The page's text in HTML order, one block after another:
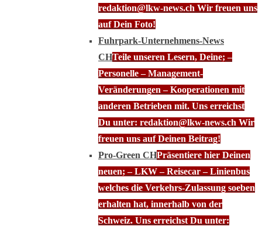
redaktion@lkw-news.ch Wir freuen uns
auf Dein Foto!
Fuhrpark-Unternehmens-News
CHTeile unseren Lesern, Deine; –
Personelle – Management-
Veränderungen – Kooperationen mit
anderen Betrieben mit. Uns erreichst
Du unter: redaktion@lkw-news.ch Wir
freuen uns auf Deinen Beitrag!
Pro-Green CHPräsentiere hier Deinen
neuen; – LKW – Reisecar – Linienbus
welches die Verkehrs-Zulassung soeben
erhalten hat, innerhalb von der
Schweiz. Uns erreichst Du unter: